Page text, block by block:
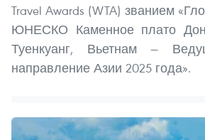
Travel Awards (WTA) званием
ЮНЕСКО Каменное плато
Туенкуанг, Вьетнам —
направление Азии 2025 года».